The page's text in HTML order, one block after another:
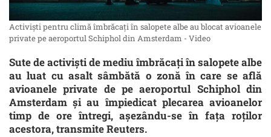
Activiști pentru climă îmbrăcați în salopete albe au blocat avioanele
private pe aeroportul Schiphol din Amsterdam - Video
Sute de activişti de mediu îmbrăcaţi în salopete albe
au luat cu asalt sâmbătă o zonă în care se află
avioanele private de pe aeroportul Schiphol din
Amsterdam şi au împiedicat plecarea avioanelor
timp de ore întregi, aşezându-se în faţa roţilor
acestora, transmite Reuters.